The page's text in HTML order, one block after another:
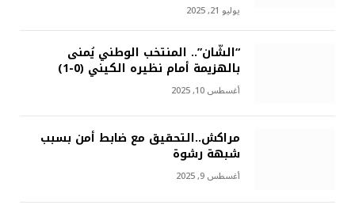
يوليو 21, 2025
“الشّان”.. المنتخب الوطني يُمنى
بالهزيمة أمام نظيره الكيني (0-1)
أغسطس 10, 2025
مراكش..التحقيق مع ضابط أمن بسبب
شبهة رشوة
أغسطس 9, 2025